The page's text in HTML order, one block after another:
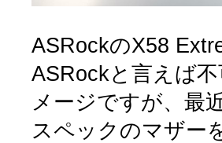
ASRockのX58
ASRockと言えば
メージですが、最
スペックのマザー